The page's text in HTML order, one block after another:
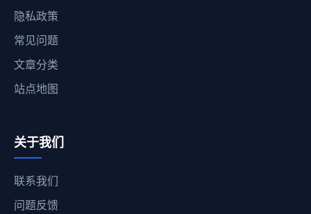
隐私政策
常见问题
文章分类
站点地图
关于我们
联系我们
问题反馈